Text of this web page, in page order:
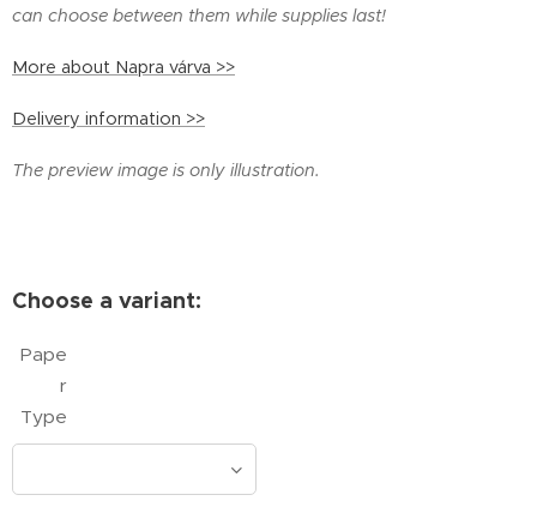
can choose between them while supplies last!
More about Napra várva >>
Delivery information >>
The preview image is only illustration.
Choose a variant:
Pape
r
Type